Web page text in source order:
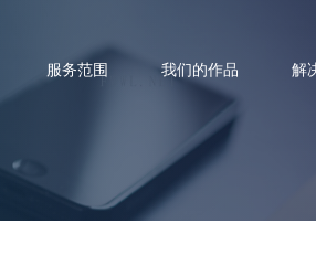
服务范围 我们的作品 解